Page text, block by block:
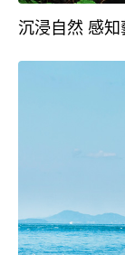
沉浸自然 感